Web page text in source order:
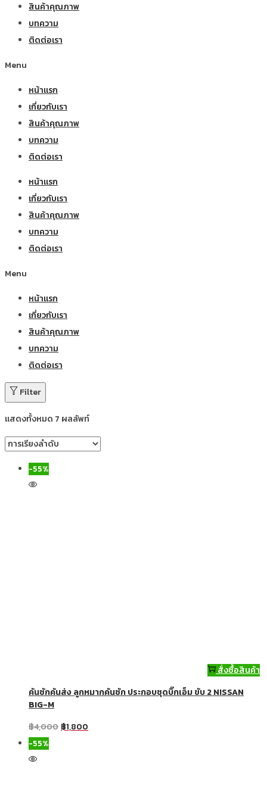
สินค้าคุณภาพ
บทความ
ติดต่อเรา
Menu
หน้าแรก
เกี่ยวกับเรา
สินค้าคุณภาพ
บทความ
ติดต่อเรา
หน้าแรก
เกี่ยวกับเรา
สินค้าคุณภาพ
บทความ
ติดต่อเรา
Menu
หน้าแรก
เกี่ยวกับเรา
สินค้าคุณภาพ
บทความ
ติดต่อเรา
Filter
แสดงทั้งหมด 7 ผลลัพท์
-55%
สั่งซื้อสินค้า
คันชักคันส่ง ลูกหมากคันชัก ประกอบชุดบิ๊กเอ็ม ขับ 2 NISSAN
BIG-M
฿4,000฿1,800
-55%